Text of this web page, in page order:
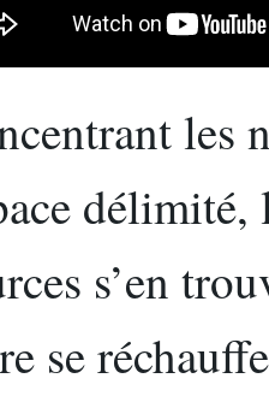
les
délimité,
s’en
se